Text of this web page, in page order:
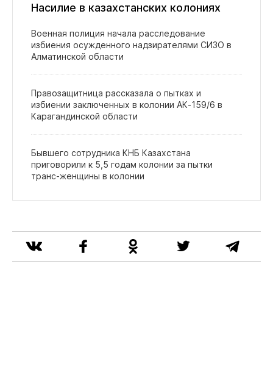
Насилие в казахстанских колониях
Военная полиция начала расследование
избиения осужденного надзирателями СИЗО в
Алматинской области
Правозащитница рассказала о пытках и
избиении заключенных в колонии АК‑159/6 в
Карагандинской области
Бывшего сотрудника КНБ Казахстана
приговорили к 5,5 годам колонии за пытки
транс‑женщины в колонии